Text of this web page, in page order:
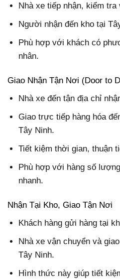
Nhà xe tiếp nhận, kiểm
Người nhận đến kho tại
Phù hợp với khách có
nhân.
Giao Nhận Tận Nơi (Door to
Nhà xe đến tận địa chỉ
Giao trực tiếp hàng hóa
Tây Ninh.
Tiết kiệm thời gian, thuận
Phù hợp với hàng số
nhanh.
Nhận Tại Kho, Giao Tận Nơi
Khách hàng gửi hàng tại
Nhà xe vận chuyển và
Tây Ninh.
Hình thức này giúp tiết